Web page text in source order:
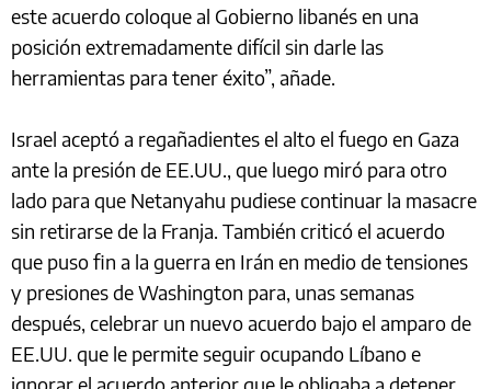
este acuerdo coloque al Gobierno libanés en una
posición extremadamente difícil sin darle las
herramientas para tener éxito”, añade.
Israel aceptó a regañadientes el alto el fuego en Gaza
ante la presión de EE.UU., que luego miró para otro
lado para que Netanyahu pudiese continuar la masacre
sin retirarse de la Franja. También criticó el acuerdo
que puso fin a la guerra en Irán en medio de tensiones
y presiones de Washington para, unas semanas
después, celebrar un nuevo acuerdo bajo el amparo de
EE.UU. que le permite seguir ocupando Líbano e